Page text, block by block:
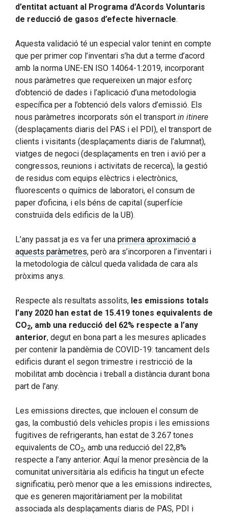
d’entitat actuant al Programa d’Acords Voluntaris
de reducció de gasos d’efecte hivernacle.
Aquesta validació té un especial valor tenint en compte
que per primer cop l’inventari s’ha dut a terme d’acord
amb la norma UNE-EN ISO 14064-1:2019, incorporant
nous paràmetres que requereixen un major esforç
d’obtenció de dades i l’aplicació d’una metodologia
específica per a l’obtenció dels valors d’emissió. Els
nous paràmetres incorporats són el transport in itinere
(desplaçaments diaris del PAS i el PDI), el transport de
clients i visitants (desplaçaments diaris de l’alumnat),
viatges de negoci (desplaçaments en tren i avió per a
congressos, reunions i activitats de recerca), la gestió
de residus com equips elèctrics i electrònics,
fluorescents o químics de laboratori, el consum de
paper d’oficina, i els béns de capital (superfície
construïda dels edificis de la UB).
L’any passat ja es va fer una primera aproximació a
aquests paràmetres, però ara s’incorporen a l’inventari i
la metodologia de càlcul queda validada de cara als
pròxims anys.
Respecte als resultats assolits, les emissions totals
l’any 2020 han estat de 15.419 tones equivalents de
CO2, amb una reducció del 62% respecte a l’any
anterior, degut en bona part a les mesures aplicades
per contenir la pandèmia de COVID-19: tancament dels
edificis durant el segon trimestre i restricció de la
mobilitat amb docència i treball a distància durant bona
part de l’any.
Les emissions directes, que inclouen el consum de
gas, la combustió dels vehicles propis i les emissions
fugitives de refrigerants, han estat de 3.267 tones
equivalents de CO2, amb una reducció del 22,8%
respecte a l’any anterior. Aquí la menor presència de la
comunitat universitària als edificis ha tingut un efecte
significatiu, però menor que a les emissions indirectes,
que es generen majoritàriament per la mobilitat
associada als desplaçaments diaris de PAS, PDI i